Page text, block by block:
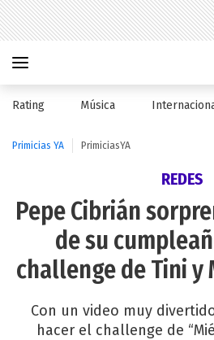
Rating Música
Primicias YA PrimiciasYA
REDES
Pepe Cibrián
de su
challenge de Tini y
Con un video muy
hacer el challenge de